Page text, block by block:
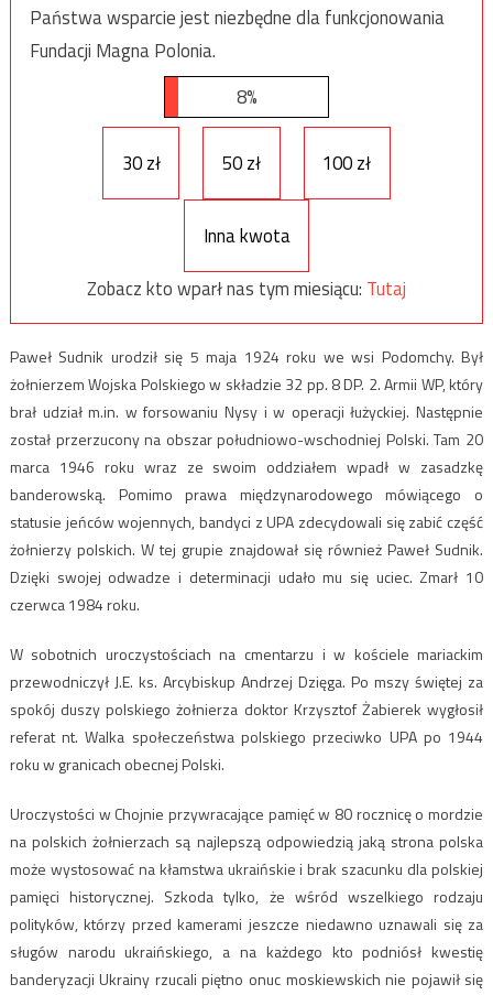
Państwa wsparcie jest niezbędne dla funkcjonowania
Fundacji Magna Polonia.
8%
30 zł 50 zł 100 zł
Inna kwota
Zobacz kto wparł nas tym miesiącu: Tutaj
Paweł Sudnik urodził się 5 maja 1924 roku we wsi Podomchy. Był
żołnierzem Wojska Polskiego w składzie 32 pp. 8 DP. 2. Armii WP, który
brał udział m.in. w forsowaniu Nysy i w operacji łużyckiej. Następnie
został przerzucony na obszar południowo-wschodniej Polski. Tam 20
marca 1946 roku wraz ze swoim oddziałem wpadł w zasadzkę
banderowską. Pomimo prawa międzynarodowego mówiącego o
statusie jeńców wojennych, bandyci z UPA zdecydowali się zabić część
żołnierzy polskich. W tej grupie znajdował się również Paweł Sudnik.
Dzięki swojej odwadze i determinacji udało mu się uciec. Zmarł 10
czerwca 1984 roku.
W sobotnich uroczystościach na cmentarzu i w kościele mariackim
przewodniczył J.E. ks. Arcybiskup Andrzej Dzięga. Po mszy świętej za
spokój duszy polskiego żołnierza doktor Krzysztof Żabierek wygłosił
referat nt. Walka społeczeństwa polskiego przeciwko UPA po 1944
roku w granicach obecnej Polski.
Uroczystości w Chojnie przywracające pamięć w 80 rocznicę o mordzie
na polskich żołnierzach są najlepszą odpowiedzią jaką strona polska
może wystosować na kłamstwa ukraińskie i brak szacunku dla polskiej
pamięci historycznej. Szkoda tylko, że wśród wszelkiego rodzaju
polityków, którzy przed kamerami jeszcze niedawno uznawali się za
sługów narodu ukraińskiego, a na każdego kto podniósł kwestię
banderyzacji Ukrainy rzucali piętno onuc moskiewskich nie pojawił się